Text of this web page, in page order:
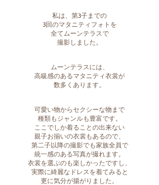
私は、第3子までの
3回のマタニティフォトを
全てムーンテラスで
撮影しました。
ムーンテラスには、
高級感のあるマタニティ衣裳が
数多くあります。
可愛い物からセクシーな物まで
種類もジャンルも豊富です。
ここでしか着ることの出来ない
親子お揃いの衣裳もあるので、
第二子以降の撮影でも家族全員で
統一感のある写真が撮れます。
衣裳を選ぶのも楽しかったですし、
実際に綺麗なドレスを着てみると
更に気分が揚がりました。